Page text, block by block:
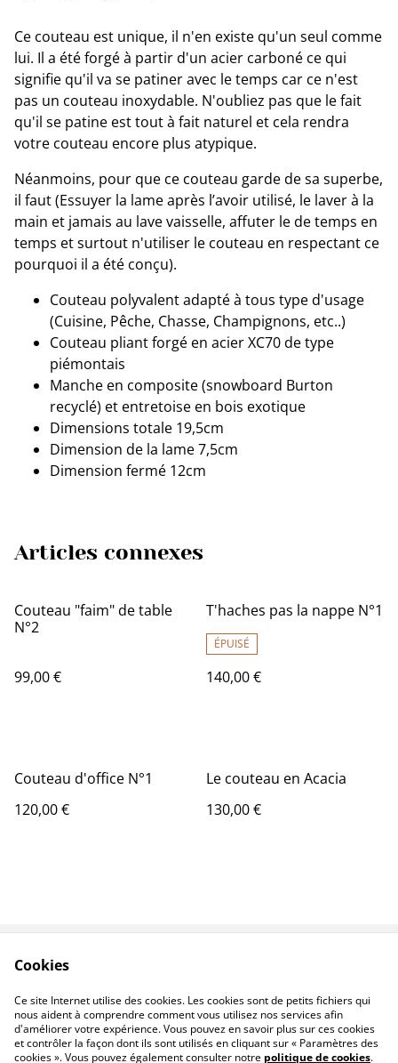
Ce couteau est unique, il n'en existe qu'un seul comme
lui. Il a été forgé à partir d'un acier carboné ce qui
signifie qu'il va se patiner avec le temps car ce n'est
pas un couteau inoxydable. N'oubliez pas que le fait
qu'il se patine est tout à fait naturel et cela rendra
votre couteau encore plus atypique.
Néanmoins, pour que ce couteau garde de sa superbe,
il faut (Essuyer la lame après l’avoir utilisé, le laver à la
main et jamais au lave vaisselle, affuter le de temps en
temps et surtout n'utiliser le couteau en respectant ce
pourquoi il a été conçu).
Couteau polyvalent adapté à tous type d'usage
(Cuisine, Pêche, Chasse, Champignons, etc..)
Couteau pliant forgé en acier XC70 de type
piémontais
Manche en composite (snowboard Burton
recyclé) et entretoise en bois exotique
Dimensions totale 19,5cm
Dimension de la lame 7,5cm
Dimension fermé 12cm
Articles connexes
Couteau "faim" de table
N°2
99,00 €
T'haches pas la nappe N°1
ÉPUISÉ
140,00 €
Couteau d'office N°1
120,00 €
Le couteau en Acacia
130,00 €
Politique de
confidentialité
Politique de cookies
Cookies
Ce site Internet utilise des cookies. Les cookies sont de petits fichiers qui
nous aident à comprendre comment vous utilisez nos services afin
d'améliorer votre expérience. Vous pouvez en savoir plus sur ces cookies
et contrôler la façon dont ils sont utilisés en cliquant sur « Paramètres des
cookies ». Vous pouvez également consulter notre politique de cookies.